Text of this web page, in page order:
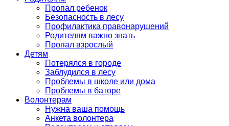
Пропал ребенок
Безопасность в лесу
Профилактика правонарушений
Родителям важно знать
Пропал взрослый
Детям
Потерялся в городе
Заблудился в лесу
Проблемы в школе или дома
Проблемы в баторе
Волонтерам
Нужна ваша помощь
Анкета волонтера